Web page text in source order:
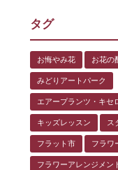
タグ
お悔やみ花 お花の
みどりアートパーク
エアープランツ・キセ
キッズレッスン ス
フラット市 フラワ
フラワーアレンジメン